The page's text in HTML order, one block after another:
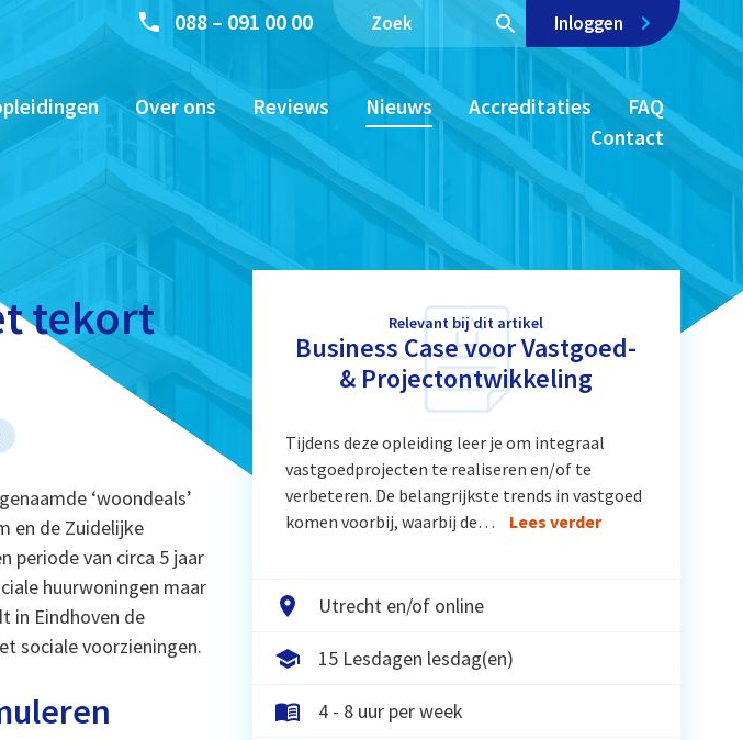
088 – 091 00 00 Inloggen
Over ons Reviews Nieuws Accreditaties
FAQ
Contact
tekort
‘woondeals’
en de Zuidelijke
periode van circa 5 jaar
huurwoningen maar
in Eindhoven de
sociale voorzieningen.
Relevant bij dit artikel
Business Case voor Vastgoed-
& Projectontwikkeling
Tijdens deze opleiding leer je om integraal
vastgoedprojecten te realiseren en/of te
verbeteren. De belangrijkste trends in vastgoed
komen voorbij, waarbij de…
Lees verder
Utrecht en/of online
15 Lesdagen lesdag(en)
4 - 8 uur per week